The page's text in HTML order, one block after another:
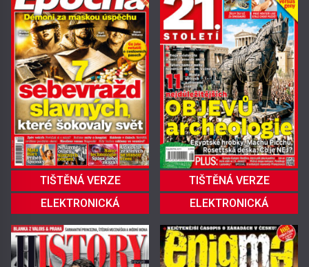
TIŠTĚNÁ VERZE
ELEKTRONICKÁ
TIŠTĚNÁ VERZE
ELEKTRONICKÁ